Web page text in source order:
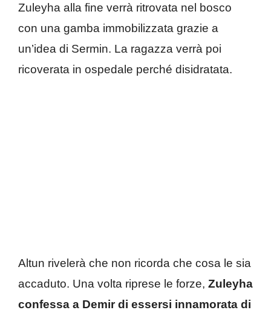
Zuleyha alla fine verrà ritrovata nel bosco
con una gamba immobilizzata grazie a
un’idea di Sermin. La ragazza verrà poi
ricoverata in ospedale perché disidratata.
Altun rivelerà che non ricorda che cosa le sia
accaduto. Una volta riprese le forze, Zuleyha
confessa a Demir di essersi innamorata di